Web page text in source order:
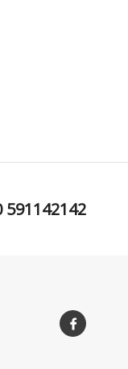
591142142